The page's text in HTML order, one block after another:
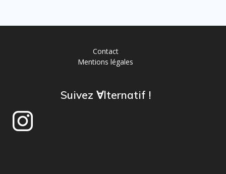
Contact
Mentions légales
Suivez ∀lternatif !